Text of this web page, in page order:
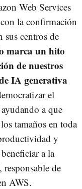
Web Services
la confirmación
sus centros de
marca un hito
de nuestros
IA generativa
el
ayudando a que
tamaños en toda
y
a la
responsable de
AWS.